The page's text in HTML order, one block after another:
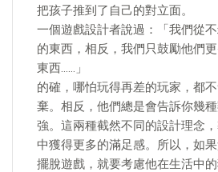
把孩子推到了自己的對立面。
一個遊戲設計者說過：「我們從
的東西，相反，我們只鼓勵他們
東西……」
的確，哪怕玩得再差的玩家，都
棄。相反，他們總是會告訴你幾
強。這兩種截然不同的設計理念
中獲得更多的滿足感。所以，如
擺脫遊戲，就要考慮他在生活中的